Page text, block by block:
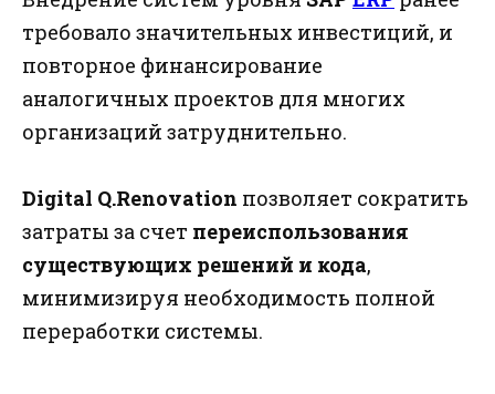
требовало значительных инвестиций, и
повторное финансирование
аналогичных проектов для многих
организаций затруднительно.
Digital Q.Renovation позволяет сократить
затраты за счет переиспользования
существующих решений и кода,
минимизируя необходимость полной
переработки системы.